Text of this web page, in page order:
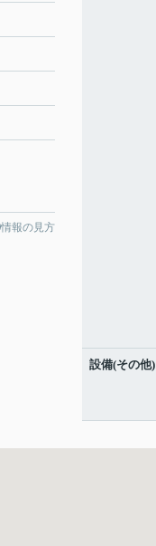
情報の見方
設備(その他)